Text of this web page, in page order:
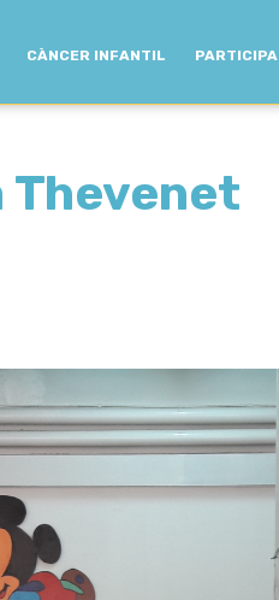
CÀNCER INFANTIL PARTICIPA
Thevenet